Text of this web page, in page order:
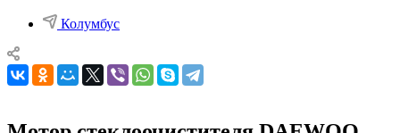
Колумбус